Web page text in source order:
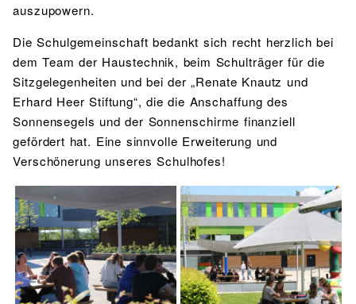
auszupowern.
Die Schulgemeinschaft bedankt sich recht herzlich bei
dem Team der Haustechnik, beim Schulträger für die
Sitzgelegenheiten und bei der „Renate Knautz und
Erhard Heer Stiftung“, die die Anschaffung des
Sonnensegels und der Sonnenschirme finanziell
gefördert hat. Eine sinnvolle Erweiterung und
Verschönerung unseres Schulhofes!